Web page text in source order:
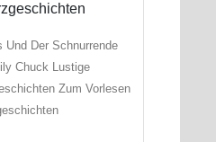
Und Der Schnurrende
Chuck Lustige
Zum Vorlesen